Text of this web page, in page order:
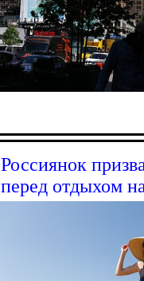
Россиянок
перед отдыхом